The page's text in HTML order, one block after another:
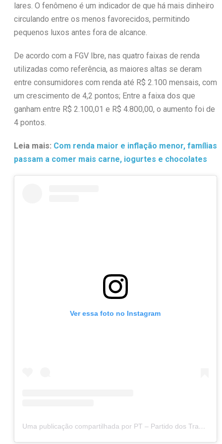
lares. O fenômeno é um indicador de que há mais dinheiro
circulando entre os menos favorecidos, permitindo
pequenos luxos antes fora de alcance.
De acordo com a FGV Ibre, nas quatro faixas de renda
utilizadas como referência, as maiores altas se deram
entre consumidores com renda até R$ 2.100 mensais, com
um crescimento de 4,2 pontos; Entre a faixa dos que
ganham entre R$ 2.100,01 e R$ 4.800,00, o aumento foi de
4 pontos.
Leia mais: Com renda maior e inflação menor, famílias
passam a comer mais carne, iogurtes e chocolates
Ver essa foto no Instagram
Uma publicação compartilhada por PT – Partido dos Trabalhadores (@ptbrasil)